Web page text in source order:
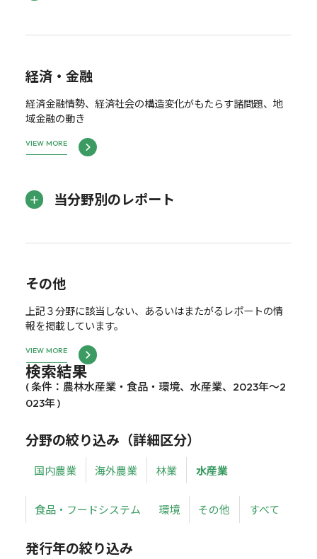
経済・金融
経済金融情勢、経済社会の構造変化がもたらす諸問題、地
域金融の動き
VIEW MORE
当分野別のレポート
その他
上記３分野に該当しない、あるいはまたがるレポートの情
報を掲載しています。
VIEW MORE
検索結果
( 条件：農林水産業・食品・環境、水産業、2023年～2
023年 )
分野の絞り込み（詳細区分）
国内農業 海外農業 林業 水産業
食品・フードシステム 環境 その他 すべて
発行年の絞り込み